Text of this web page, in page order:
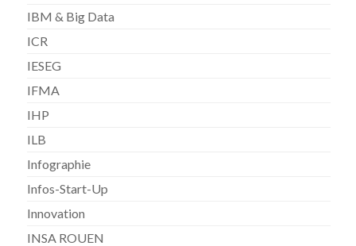
IBM & Big Data
ICR
IESEG
IFMA
IHP
ILB
Infographie
Infos-Start-Up
Innovation
INSA ROUEN